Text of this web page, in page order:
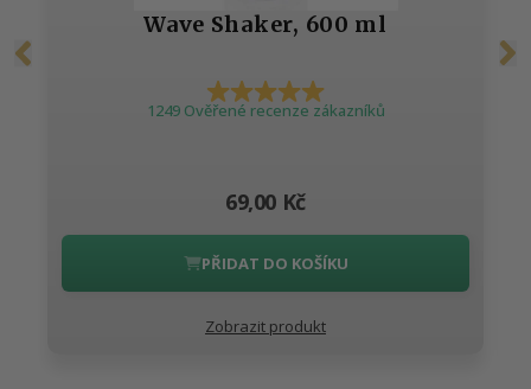
Wave Shaker, 600 ml
1249 Ověřené recenze zákazníků
69,00 Kč
PŘIDAT DO KOŠÍKU
Zobrazit produkt